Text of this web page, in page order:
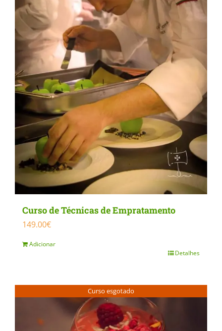
Curso de Técnicas de Empratamento
149.00€
Adicionar
Detalhes
Curso esgotado